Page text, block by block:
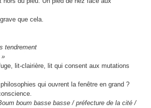
que cela.
tendrement
»
lit-clairière, lit qui consent aux mutations
qui ouvrent la fenêtre en grand ?
boum basse basse / préfecture de la cité /